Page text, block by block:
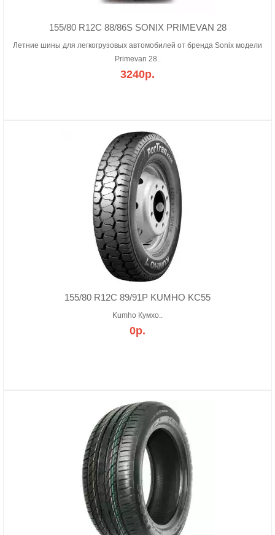
155/80 R12C 88/86S SONIX PRIMEVAN 28
Летние шины для легкогрузовых автомобилей от бренда Sonix модели
Primevan 28..
3240р.
155/80 R12C 89/91P KUMHO KC55
Kumho Кумхо..
0р.